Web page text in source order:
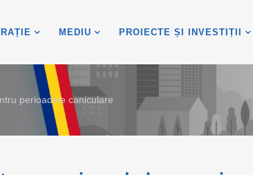
MEDIU PROIECTE ȘI INVESTIȚII
perioadele caniculare